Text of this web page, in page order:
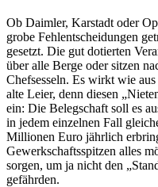
Ob Daimler, Karstadt oder
grobe Fehlentscheidungen
gesetzt. Die gut dotierten
über alle Berge oder sitzen
Chefsesseln. Es wirkt wie
alte Leier, denn diesen
ein: Die Belegschaft soll es
in jedem einzelnen Fall
Millionen Euro jährlich
Gewerkschaftsspitzen alles
sorgen, um ja nicht den
gefährden.